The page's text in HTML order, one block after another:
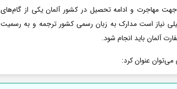
مهاجرت و ادامه تحصیل در کشور آلمان یکی از گام‌های
نیاز است مدارک به زبان رسمی کشور ترجمه و به رسمیت
آلمان باید انجام شود.
می‌توان عنوان کرد: